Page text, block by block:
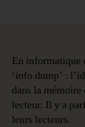
En informatique
‘info dump’ :
dans la mémoire
lecteur. Il y a
leurs lecteurs.